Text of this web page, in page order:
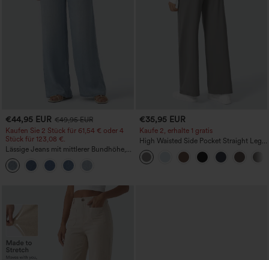
€44,95 EUR €49,95 EUR
Kaufen Sie 2 Stück für 61,54 € oder 4
Stück für 123,08 €.
Lässige Jeans mit mittlerer Bundhöhe,
Kordelzug und Taschen
€35,95 EUR
Kaufe 2, erhalte 1 gratis
High Waisted Side Pocket Straight Leg
Work Pants